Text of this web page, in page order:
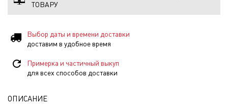
ТОВАРУ
Выбор даты и времени доставки
доставим в удобное время
Примерка и частичный выкуп
для всех способов доставки
ОПИСАНИЕ